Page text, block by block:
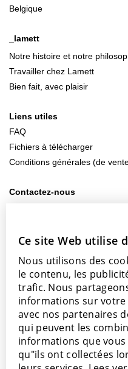
Belgique
_lamett
Notre histoire et notre
Travailler chez Lamett
Bien fait, avec plaisir
Liens utiles
FAQ
Fichiers à télécharger
Conditions générales (de
Contactez-nous
Notre salle d’exposition
Nos points de vente
Avec le soutien de
Ce site Web utilise
Nous utilisons des
le contenu, les
trafic. Nous
informations sur
avec nos partenaires
qui peuvent les
informations que
qu"ils ont collectées